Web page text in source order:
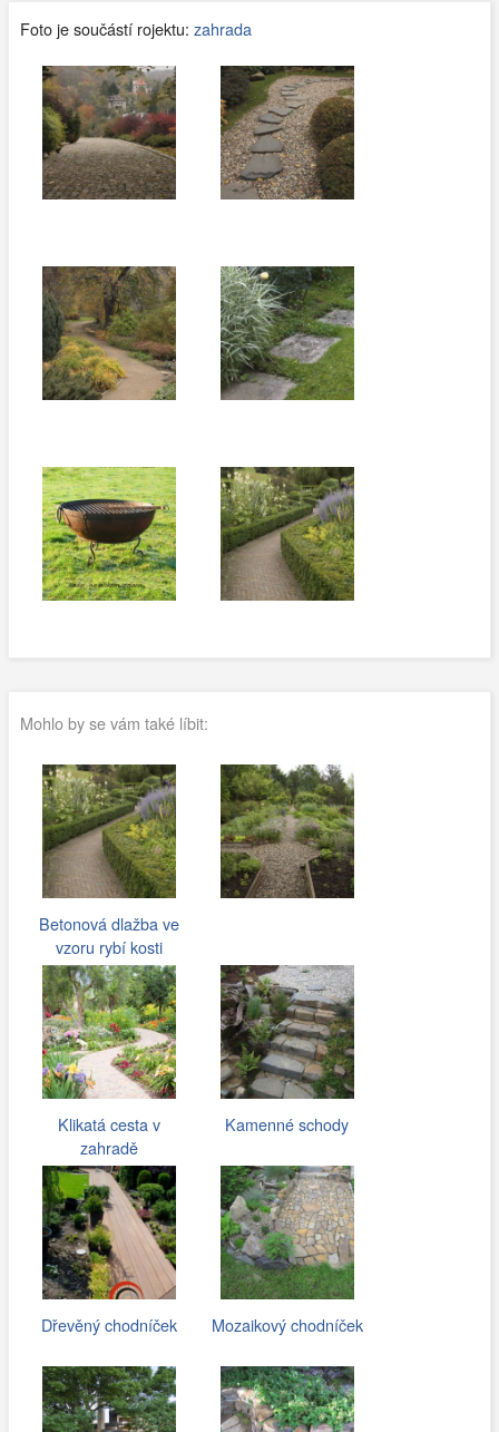
Foto je součástí rojektu: zahrada
Mohlo by se vám také líbit:
Betonová dlažba ve
vzoru rybí kosti
Klikatá cesta v
zahradě
Kamenné schody
Dřevěný chodníček Mozaikový chodníček